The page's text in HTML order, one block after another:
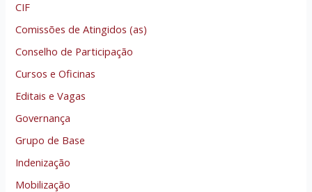
CIF
Comissões de Atingidos (as)
Conselho de Participação
Cursos e Oficinas
Editais e Vagas
Governança
Grupo de Base
Indenização
Mobilização